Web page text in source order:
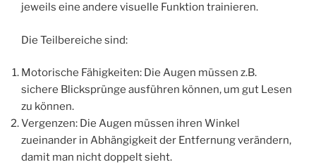
jeweils eine andere visuelle Funktion trainieren.
Die Teilbereiche sind:
Motorische Fähigkeiten: Die Augen müssen z.B.
sichere Blicksprünge ausführen können, um gut Lesen
zu können.
Vergenzen: Die Augen müssen ihren Winkel
zueinander in Abhängigkeit der Entfernung verändern,
damit man nicht doppelt sieht.